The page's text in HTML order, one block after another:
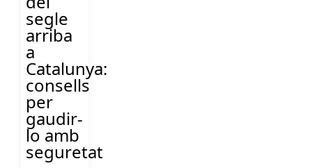
segle
arriba
a
Catalunya:
consells
per
gaudir-
lo amb
seguretat